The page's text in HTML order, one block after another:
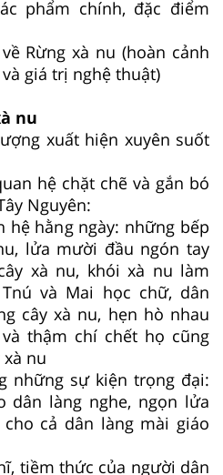
phẩm chính, đặc điểm
Rừng xà nu (hoàn cảnh
giá trị nghệ thuật)
nu
xuất hiện xuyên suốt
hệ chặt chẽ và gắn bó
Nguyên:
hằng ngày: những bếp
lửa mười đầu ngón tay
xà nu, khói xà nu làm
và Mai học chữ, dân
cây xà nu, hẹn hò nhau
thậm chí chết họ cũng
nu
những sự kiện trọng đại:
dân làng nghe, ngọn lửa
cả dân làng mài giáo
tiềm thức của người dân